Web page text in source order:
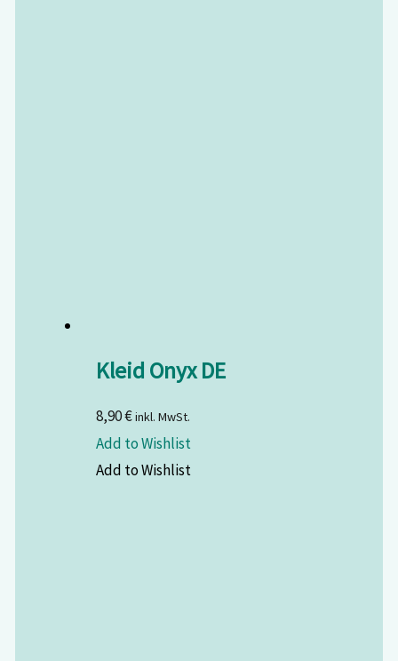
Kleid Onyx DE
8,90€inkl. MwSt.
Add to Wishlist
Add to Wishlist